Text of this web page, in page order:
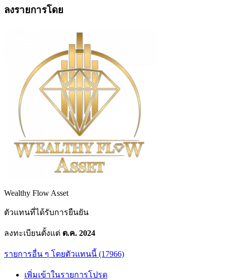
ลงรายการโดย
Wealthy Flow Asset
ตัวแทนที่ได้รับการยืนยัน
ลงทะเบียนตั้งแต่ ต.ค. 2024
รายการอื่น ๆ โดยตัวแทนนี้ (17966)
เพิ่มเข้าในรายการโปรด